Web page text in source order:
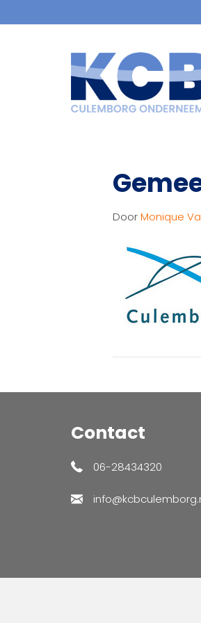
DoorMonique
Contact
06-28434320